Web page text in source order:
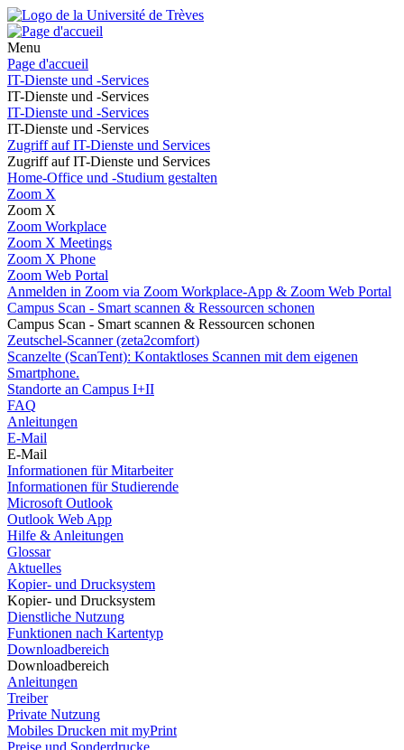
Menu
Page d'accueil
IT-Dienste und -Services
IT-Dienste und -Services
IT-Dienste und -Services
IT-Dienste und -Services
Zugriff auf IT-Dienste und Services
Zugriff auf IT-Dienste und Services
Home-Office und -Studium gestalten
Zoom X
Zoom X
Zoom Workplace
Zoom X Meetings
Zoom X Phone
Zoom Web Portal
Anmelden in Zoom via Zoom Workplace-App & Zoom Web Portal
Campus Scan - Smart scannen & Ressourcen schonen
Campus Scan - Smart scannen & Ressourcen schonen
Zeutschel-Scanner (zeta2comfort)
Scanzelte (ScanTent): Kontaktloses Scannen mit dem eigenen
Smartphone.
Standorte an Campus I+II
FAQ
Anleitungen
E-Mail
E-Mail
Informationen für Mitarbeiter
Informationen für Studierende
Microsoft Outlook
Outlook Web App
Hilfe & Anleitungen
Glossar
Aktuelles
Kopier- und Drucksystem
Kopier- und Drucksystem
Dienstliche Nutzung
Funktionen nach Kartentyp
Downloadbereich
Downloadbereich
Anleitungen
Treiber
Private Nutzung
Mobiles Drucken mit myPrint
Preise und Sonderdrucke